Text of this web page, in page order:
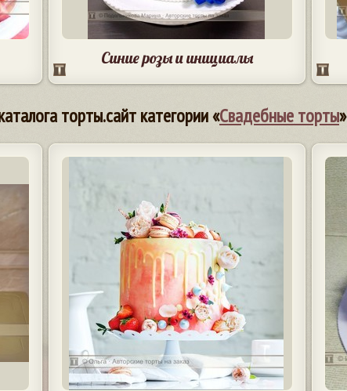
Синие розы и инициалы
торты.сайт категории «Свадебные торты»